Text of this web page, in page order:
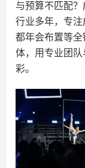
与预算不匹配
行业多年，专
都年会布置等
体，用专业团
彩。​